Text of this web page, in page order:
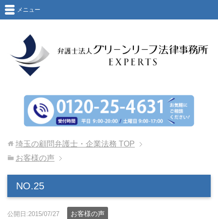
メニュー
埼玉の顧問弁護士・企業法務 TOP
お客様の声
NO.25
公開日:2015/07/27 お客様の声